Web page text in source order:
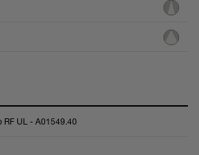
RF UL - A01549.40